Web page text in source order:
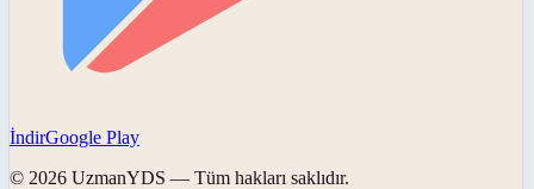
İndirGoogle Play
© 2026 UzmanYDS — Tüm hakları saklıdır.